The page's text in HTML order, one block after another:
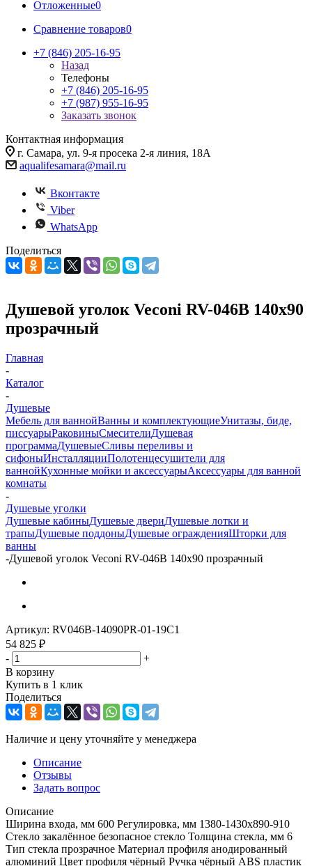
Отложенные0
Сравнение товаров0
+7 (846) 205-16-95
Назад
Телефоны
+7 (846) 205-16-95
+7 (987) 955-16-95
Заказать звонок
Контактная информация
г. Самара, ул. 9-я просека 2-я линия, 18А
aqualifesamara@mail.ru
Вконтакте
Viber
WhatsApp
Поделиться
Душевой уголок Veconi RV-046B 140x90
прозрачный
Главная
-
Каталог
-
Душевые
Мебель для ваннойВанны и комплектующиеУнитазы, биде,
писсуарыРаковиныСмесителиДушевая
программаДушевыеСливы переливы и
сифоныИнсталляцииПолотенцесушители для
ваннойКухонные мойки и аксессуарыАксессуары для ванной
комнаты
-
Душевые уголки
Душевые кабиныДушевые двериДушевые лотки и
трапыДушевые поддоныДушевые огражденияШторки для
ванны
-Душевой уголок Veconi RV-046B 140x90 прозрачный
Артикул: RV046B-14090PR-01-19C1
54 825 ₽
-
+
В корзину
Купить в 1 клик
Поделиться
Наличие и цену уточняйте у менеджера
Описание
Отзывы
Задать вопрос
Описание
Ширина входа, мм 600 Регулировка, мм 1380-1430х890-910
Стекло закалённое безопасное стекло Толщина стекла, мм 6
Тип стекла прозрачное Материал профиля анодированный
алюминий Цвет профиля чёрный Ручка чёрный ABS пластик